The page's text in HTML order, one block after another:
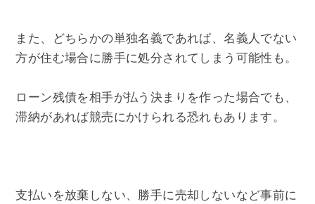
また、どちらかの単独名義であれば、名義人でない
方が住む場合に勝手に処分されてしまう可能性も。
ローン残債を相手が払う決まりを作った場合でも、
滞納があれば競売にかけられる恐れもあります。
支払いを放棄しない、勝手に売却しないなど事前に